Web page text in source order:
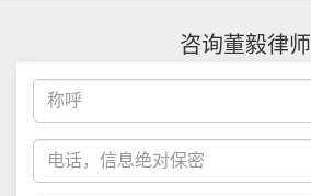
咨询董毅律师